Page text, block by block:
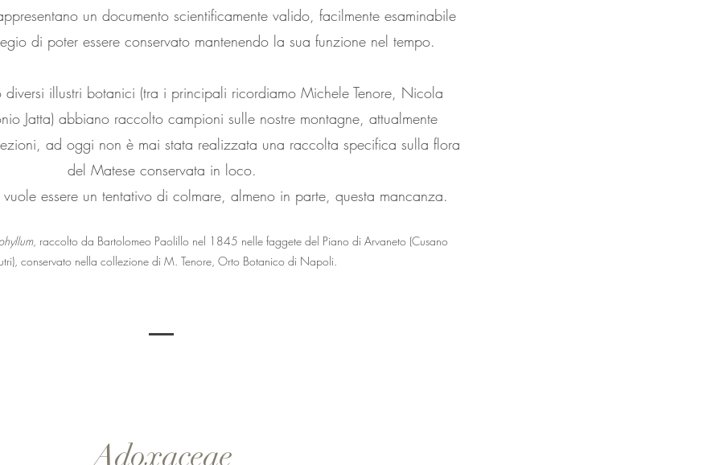
un documento scientificamente valido, facilmente esaminabile
di poter essere conservato mantenendo la sua funzione nel tempo.
diversi illustri botanici (tra i principali ricordiamo Michele Tenore, Nicola
Jatta) abbiano raccolto campioni sulle nostre montagne, attualmente
ad oggi non è mai stata realizzata una raccolta specifica sulla flora
del Matese conservata in loco.
essere un tentativo di colmare, almeno in parte, questa mancanza.
, raccolto da Bartolomeo Paolillo nel 1845 nelle faggete del Piano di Arvaneto (Cusano
conservato nella collezione di M. Tenore, Orto Botanico di Napoli.
Adoxaceae